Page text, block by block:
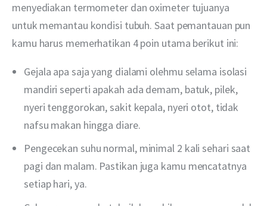
menyediakan termometer dan oximeter tujuanya
untuk memantau kondisi tubuh. Saat pemantauan pun
kamu harus memerhatikan 4 poin utama berikut ini:
Gejala apa saja yang dialami olehmu selama isolasi
mandiri seperti apakah ada demam, batuk, pilek,
nyeri tenggorokan, sakit kepala, nyeri otot, tidak
nafsu makan hingga diare.
Pengecekan suhu normal, minimal 2 kali sehari saat
pagi dan malam. Pastikan juga kamu mencatatnya
setiap hari, ya.